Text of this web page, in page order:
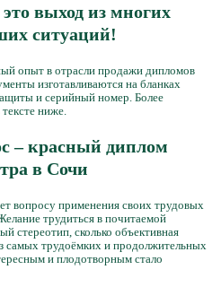
выход из многих
ситуаций!
опыт в отрасли продажи дипломов
изготавливаются на бланках
и серийный номер. Более
ниже.
– красный диплом
в Сочи
вопросу применения своих трудовых
трудиться в почитаемой
стереотип, сколько объективная
самых трудоёмких и продолжительных
и плодотворным стало